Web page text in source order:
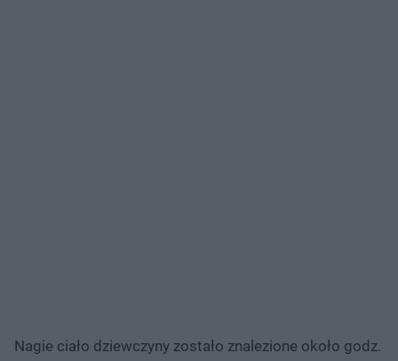
Nagie ciało dziewczyny zostało znalezione około godz.